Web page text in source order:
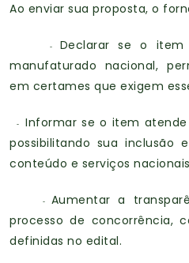
Ao enviar sua proposta, o
Declarar se o
manufaturado nacional,
em certames que exigem
Informar se o item atende
possibilitando sua inclusão
conteúdo e serviços
Aumentar a
processo de concorrência,
definidas no edital.